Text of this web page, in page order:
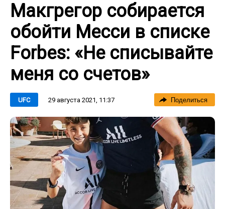
Макгрегор собирается
обойти Месси в списке
Forbes: «Не списывайте
меня со счетов»
UFC 29 августа 2021, 11:37 Поделиться